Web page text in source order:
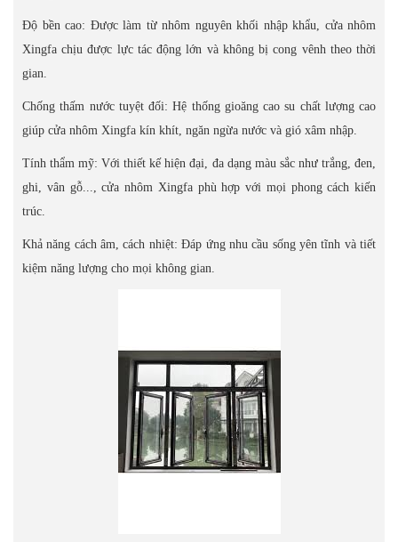
Độ bền cao: Được làm từ nhôm nguyên khối nhập khẩu, cửa nhôm
Xingfa chịu được lực tác động lớn và không bị cong vênh theo thời
gian.
Chống thấm nước tuyệt đối: Hệ thống gioăng cao su chất lượng cao
giúp cửa nhôm Xingfa kín khít, ngăn ngừa nước và gió xâm nhập.
Tính thẩm mỹ: Với thiết kế hiện đại, đa dạng màu sắc như trắng, đen,
ghi, vân gỗ..., cửa nhôm Xingfa phù hợp với mọi phong cách kiến
trúc.
Khả năng cách âm, cách nhiệt: Đáp ứng nhu cầu sống yên tĩnh và tiết
kiệm năng lượng cho mọi không gian.